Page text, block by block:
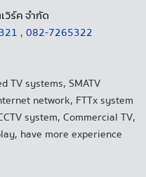
วิร์ค จำกัด
, 082-7265322
TV systems, SMATV
network, FTTx system
system, Commercial TV,
have more experience